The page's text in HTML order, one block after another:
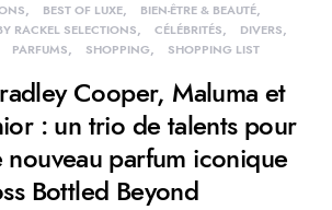
BEST OF LUXE
BIEN-ÊTRE & BEAUTÉ
RACKEL SELECTIONS CÉLÉBRITÉS
DIVERS
PARFUMS SHOPPING SHOPPING LIST
Cooper, Maluma et
: un trio de talents pour
nouveau parfum iconique
Bottled Beyond